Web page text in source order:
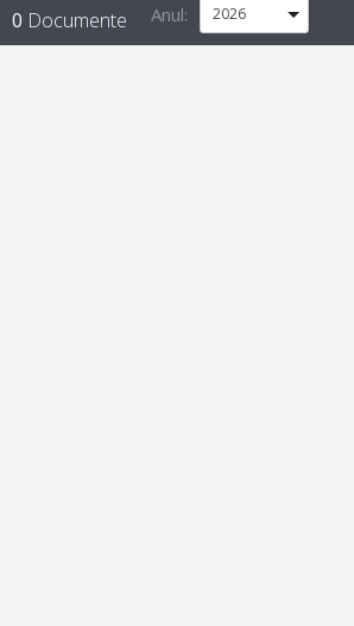
0 Documente Anul: